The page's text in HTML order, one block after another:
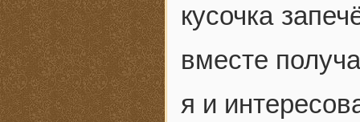
кусочка
вместе
я и